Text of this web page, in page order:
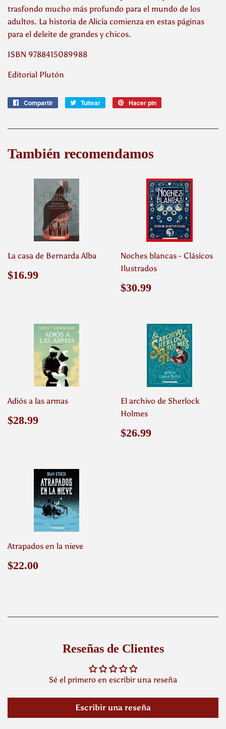
trasfondo mucho más profundo para el mundo de los
adultos. La historia de Alicia comienza en estas páginas
para el deleite de grandes y chicos.
ISBN 9788415089988
Editorial Plutón
Compartir
CompartirTuitear
Tuitear Hacer pin
También recomendamos
La casa de Bernarda Alba
Precio
$16.99
Noches blancas - Clásicos
Ilustrados
Precio
$30.99
Adiós a las armas
Precio
$28.99
El archivo de Sherlock
Holmes
Precio
$26.99
Atrapados en la nieve
Precio
$22.00
Reseñas de Clientes
Sé el primero en escribir una reseña
Escribir una reseña